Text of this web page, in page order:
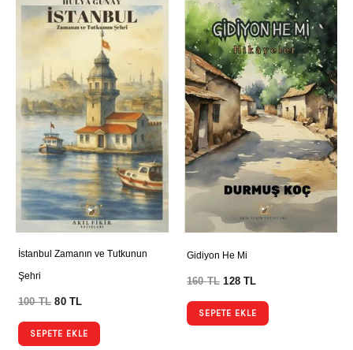
İstanbul Zamanın ve Tutkunun
Şehri
100TL 80TL
SEPETE EKLE
Gidiyon He Mi
160TL 128TL
SEPETE EKLE